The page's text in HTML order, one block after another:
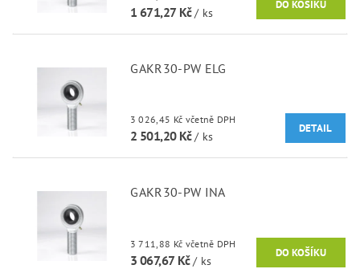
1 671,27 Kč/ ks
GAKR30-PW ELG
3 026,45 Kč včetně DPH
2 501,20 Kč/ ks
DETAIL
GAKR30-PW INA
3 711,88 Kč včetně DPH
3 067,67 Kč/ ks